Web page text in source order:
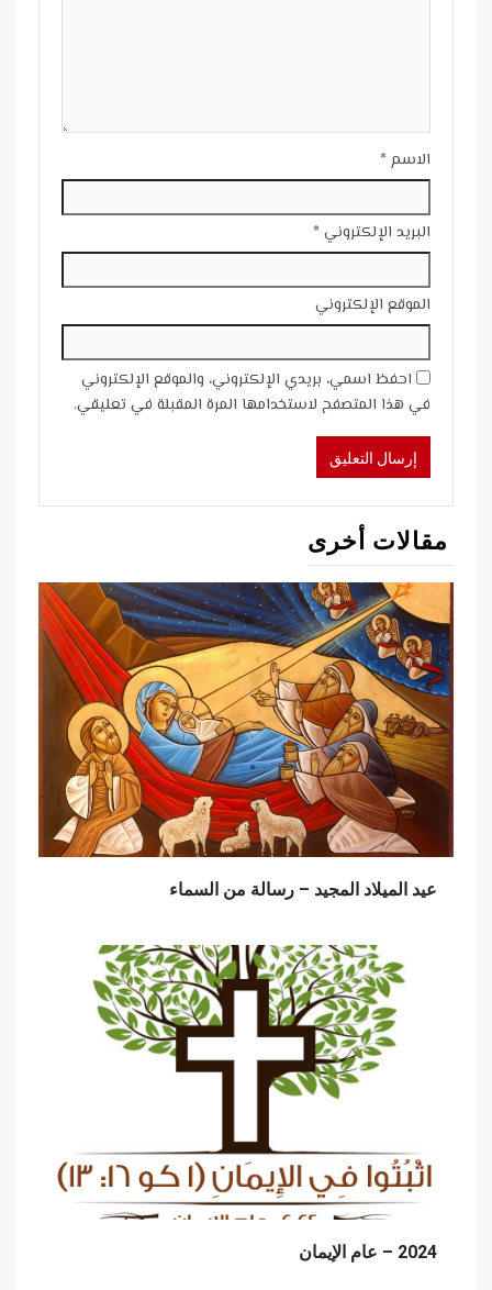
الاسم *
البريد الإلكتروني *
الموقع الإلكتروني
احفظ اسمي، بريدي الإلكتروني، والموقع الإلكتروني
في هذا المتصفح لاستخدامها المرة المقبلة في تعليقي.
مقالات أخرى
عيد الميلاد المجيد – رسالة من السماء
2024 – عام الإيمان